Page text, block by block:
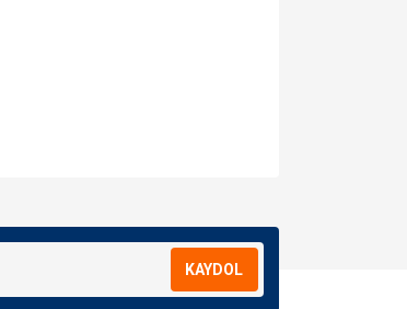
KAYDOL